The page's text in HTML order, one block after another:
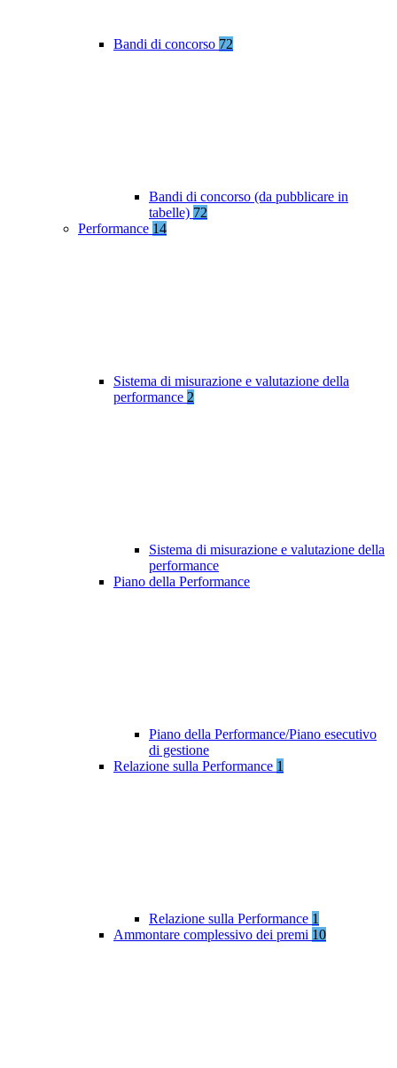
Bandi di concorso 72
Bandi di concorso (da pubblicare in
tabelle) 72
Performance 14
Sistema di misurazione e valutazione della
performance 2
Sistema di misurazione e valutazione della
performance
Piano della Performance
Piano della Performance/Piano esecutivo
di gestione
Relazione sulla Performance 1
Relazione sulla Performance 1
Ammontare complessivo dei premi 10